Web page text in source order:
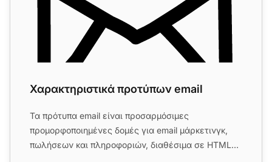
Χαρακτηριστικά προτύπων email
Τα πρότυπα email είναι προσαρμόσιμες
προμορφοποιημένες δομές για email μάρκετινγκ,
πωλήσεων και πληροφοριών, διαθέσιμα σε HTML